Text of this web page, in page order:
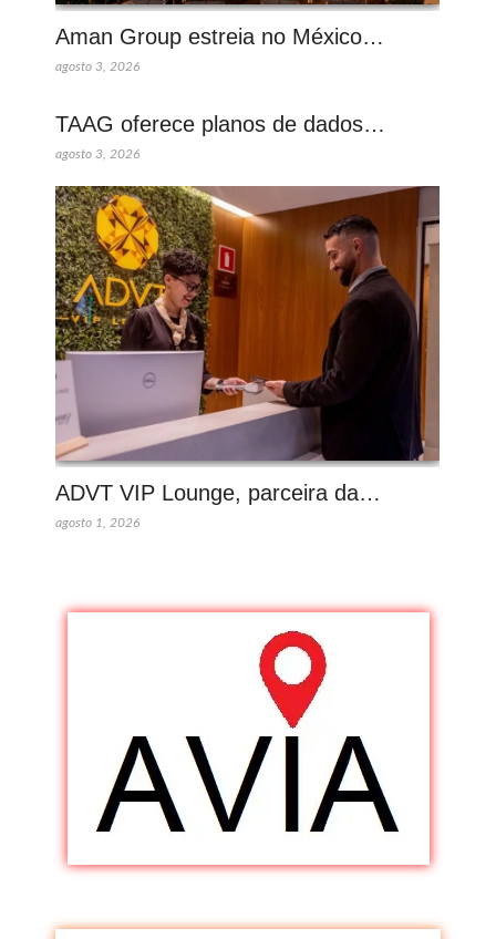
Aman Group estreia no México…
agosto 3, 2026
TAAG oferece planos de dados…
agosto 3, 2026
ADVT VIP Lounge, parceira da…
agosto 1, 2026